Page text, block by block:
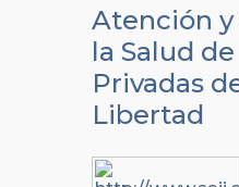
Atención y
la Salud
Privadas
Libertad